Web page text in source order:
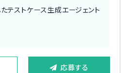
テストケース生成エージェント
応募する